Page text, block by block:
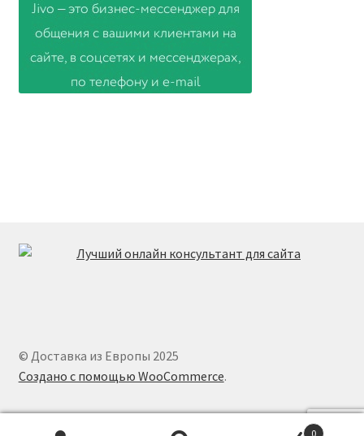
© Доставка из Европы 2025
Создано с помощью WooCommerce.
0